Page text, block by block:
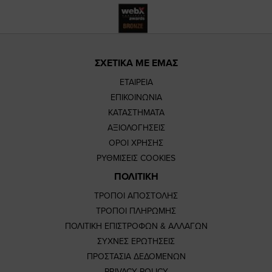
ΣΧΕΤΙΚΑ ΜΕ ΕΜΑΣ
ΕΤΑΙΡΕΙΑ
ΕΠΙΚΟΙΝΩΝΙΑ
ΚΑΤΑΣΤΗΜΑΤΑ
ΑΞΙΟΛΟΓΗΣΕΙΣ
ΟΡΟΙ ΧΡΗΣΗΣ
ΡΥΘΜΙΣΕΙΣ COOKIES
ΠΟΛΙΤΙΚΗ
ΤΡΟΠΟΙ ΑΠΟΣΤΟΛΗΣ
ΤΡΟΠΟΙ ΠΛΗΡΩΜΗΣ
ΠΟΛΙΤΙΚΗ ΕΠΙΣΤΡΟΦΩΝ & ΑΛΛΑΓΩΝ
ΣΥΧΝΕΣ ΕΡΩΤΗΣΕΙΣ
ΠΡΟΣΤΑΣΙΑ ΔΕΔΟΜΕΝΩΝ